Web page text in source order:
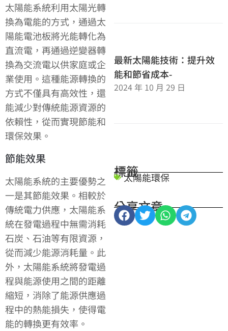
太陽能系統利用太陽光轉
換為電能的方式，通過太
陽能電池板將光能轉化為
直流電，再通過逆變器轉
換為交流電以供家庭或企
業使用。這種能源轉換的
方式不僅具有高效性，還
能減少對傳統能源資源的
依賴性，從而實現節能和
環保效果。
節能效果
太陽能系統的主要優勢之
一是其節能效果。相較於
傳統電力供應，太陽能系
統在發電過程中無需消耗
石炭、石油等有限資源，
從而減少能源消耗量。此
外，太陽能系統將發電過
程與能源使用之間的距離
縮短，消除了能源供應過
程中的熱能損失，使得電
能的轉換更有效率。
最新太陽能技術：提升效
能和節省成本-
2024 年 10 月 29 日
標籤
太陽能環保
分享文章